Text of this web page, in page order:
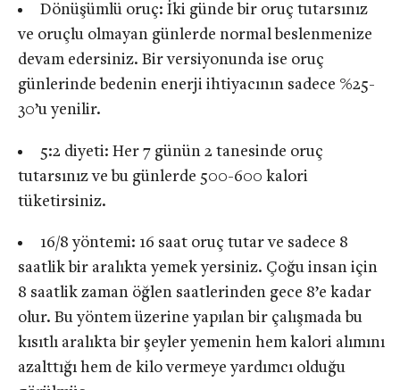
Dönüşümlü oruç: İki günde bir oruç tutarsınız
ve oruçlu olmayan günlerde normal beslenmenize
devam edersiniz. Bir versiyonunda ise oruç
günlerinde bedenin enerji ihtiyacının sadece %25-
30’u yenilir.
5:2 diyeti: Her 7 günün 2 tanesinde oruç
tutarsınız ve bu günlerde 500-600 kalori
tüketirsiniz.
16/8 yöntemi: 16 saat oruç tutar ve sadece 8
saatlik bir aralıkta yemek yersiniz. Çoğu insan için
8 saatlik zaman öğlen saatlerinden gece 8’e kadar
olur. Bu yöntem üzerine yapılan bir çalışmada bu
kısıtlı aralıkta bir şeyler yemenin hem kalori alımını
azalttığı hem de kilo vermeye yardımcı olduğu